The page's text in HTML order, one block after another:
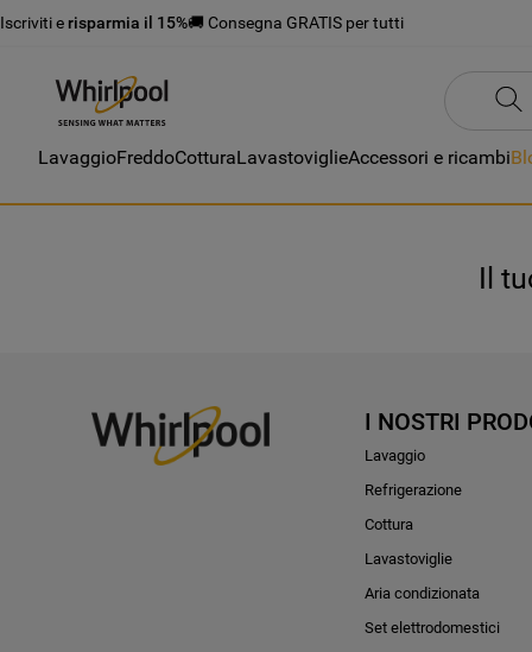
Iscriviti e risparmia il 15%🚚 Consegna GRATIS per tutti
LavaggioFreddoCotturaLavastoviglieAccessori e ricambi
Il
I NOSTRI
Lavaggio
Refrigerazione
Cottura
Lavastoviglie
Aria condizionata
Set elettrodomestici